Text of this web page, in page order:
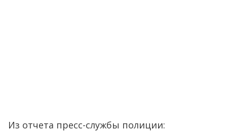
Из отчета пресс-службы полиции: